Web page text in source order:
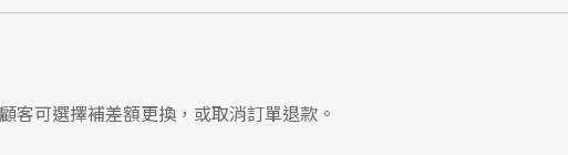
顧客可選擇補差額更換，或取消訂單退款。